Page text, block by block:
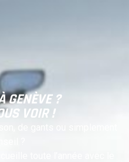
GENÈVE ?
VOIR !
de gants ou simplement
?
toute l’année avec le